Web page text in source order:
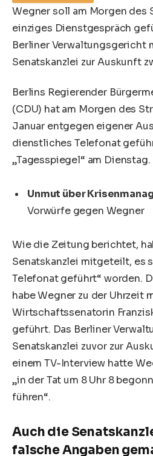
Wegner soll am Morgen des
einziges Dienstgespräch
Berliner Verwaltungsgericht
Senatskanzlei zur Auskunft
Berlins Regierender
(CDU) hat am Morgen des
Januar entgegen eigener
dienstliches Telefonat
„Tagesspiegel“ am Dienstag.
Unmut über
Vorwürfe gegen Wegner
Wie die Zeitung berichtet,
Senatskanzlei mitgeteilt, es
Telefonat geführt“ worden.
habe Wegner zu der Uhrzeit
Wirtschaftssenatorin
geführt. Das Berliner
Senatskanzlei zuvor zur
einem TV-Interview hatte
„in der Tat um 8 Uhr 8
führen“.
Auch die
falsche Angaben